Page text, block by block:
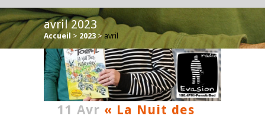
avril 2023
Accueil > 2023 > avril
11 Avr « La Nuit des